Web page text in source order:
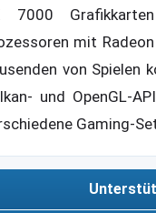
7000
mit
von Spielen
und OpenGL-
Gaming-